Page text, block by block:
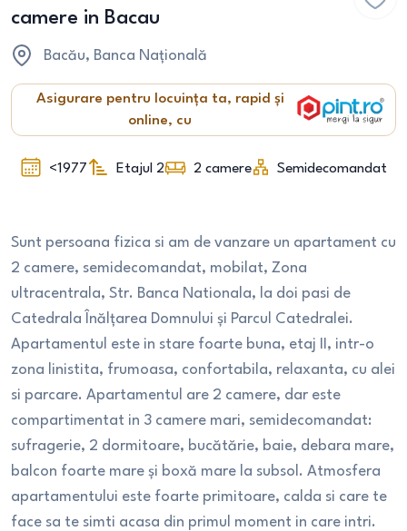
camere in Bacau
Bacău, Banca Națională
Asigurare pentru locuința ta, rapid și
online, cu
<1977 Etajul 2 2 camere Semidecomandat
Sunt persoana fizica si am de vanzare un apartament cu
2 camere, semidecomandat, mobilat, Zona
ultracentrala, Str. Banca Nationala, la doi pasi de
Catedrala Înălțarea Domnului și Parcul Catedralei.
Apartamentul este in stare foarte buna, etaj II, intr-o
zona linistita, frumoasa, confortabila, relaxanta, cu alei
si parcare. Apartamentul are 2 camere, dar este
compartimentat in 3 camere mari, semidecomandat:
sufragerie, 2 dormitoare, bucătărie, baie, debara mare,
balcon foarte mare și boxă mare la subsol. Atmosfera
apartamentului este foarte primitoare, calda si care te
face sa te simti acasa din primul moment in care intri.